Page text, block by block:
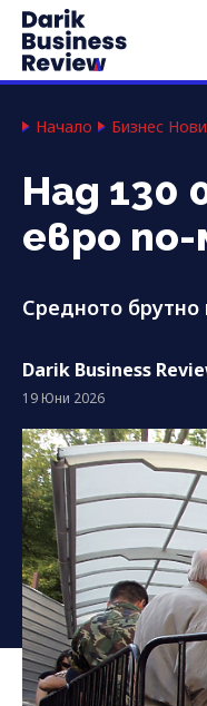
Начало Бизнес
Над 130
евро
Средното
Darik Business
19 Юни 2026